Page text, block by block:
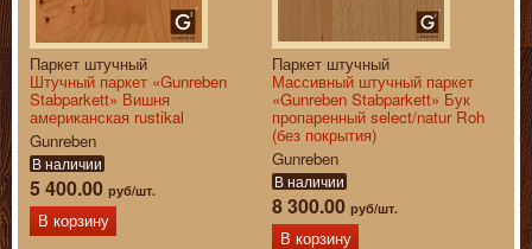
Паркет штучный
Штучный паркет «Gunreben
Stabparkett» Вишня
американская rustikal
Gunreben
В наличии
5 400.00 руб/шт.
В корзину
Паркет штучный
Массивный штучный паркет
«Gunreben Stabparkett» Бук
пропаренный select/natur Roh
(без покрытия)
Gunreben
В наличии
8 300.00 руб/шт.
В корзину